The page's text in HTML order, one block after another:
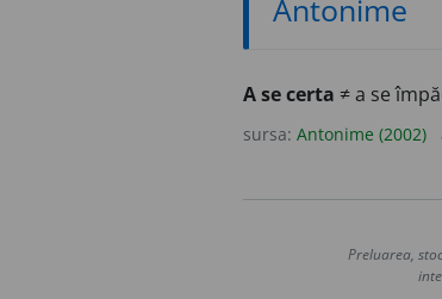
Antonime
A se certa ≠ a se
sursa: Antonime (2002)
Preluarea,